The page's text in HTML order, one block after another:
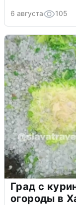
6 августа 105
Град с
огороды в